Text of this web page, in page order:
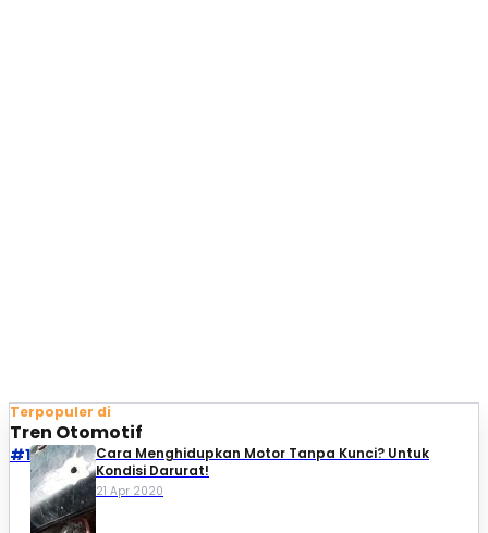
Terpopuler di
Tren Otomotif
#1
Cara Menghidupkan Motor Tanpa Kunci? Untuk
Kondisi Darurat!
21 Apr 2020